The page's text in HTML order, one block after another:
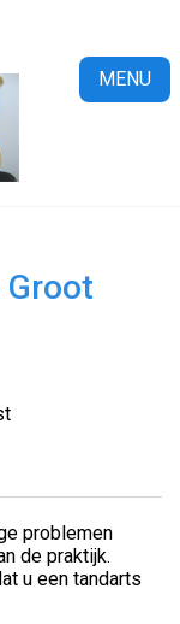
MENU
problemen
de praktijk.
u een tandarts